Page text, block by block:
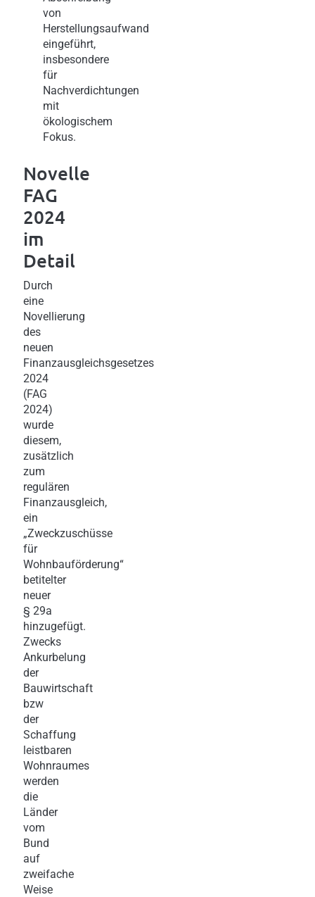
von
Herstellungsaufwand
eingeführt,
insbesondere
für
Nachverdichtungen
mit
ökologischem
Fokus.
Novelle
FAG
2024
im
Detail
Durch
eine
Novellierung
des
neuen
Finanzausgleichsgesetzes
2024
(FAG
2024)
wurde
diesem,
zusätzlich
zum
regulären
Finanzausgleich,
ein
„Zweckzuschüsse
für
Wohnbauförderung“
betitelter
neuer
§ 29a
hinzugefügt.
Zwecks
Ankurbelung
der
Bauwirtschaft
bzw
der
Schaffung
leistbaren
Wohnraumes
werden
die
Länder
vom
Bund
auf
zweifache
Weise